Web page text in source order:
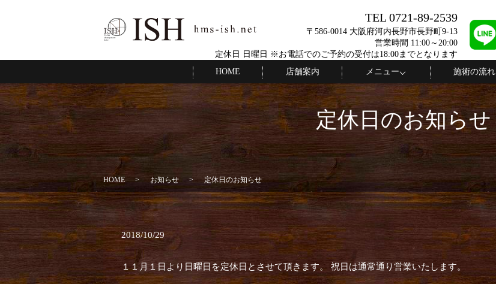
TEL 0721-89-2539
〒586-0014 大阪府河内長野市長野町9-13
営業時間 11:00～20:00
定休日 日曜日 ※お電話でのご予約の受付は18:00までとなります
HOME
店舗案内 メニュー 施術の流れ
定休日のお知らせ
HOME お知らせ 定休日のお知らせ
2018/10/29
１１月１日より日曜日を定休日とさせて頂きます。 祝日は通常通り営業いたします。